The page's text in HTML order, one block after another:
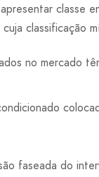
classe
classificação
no mercado
faseada do